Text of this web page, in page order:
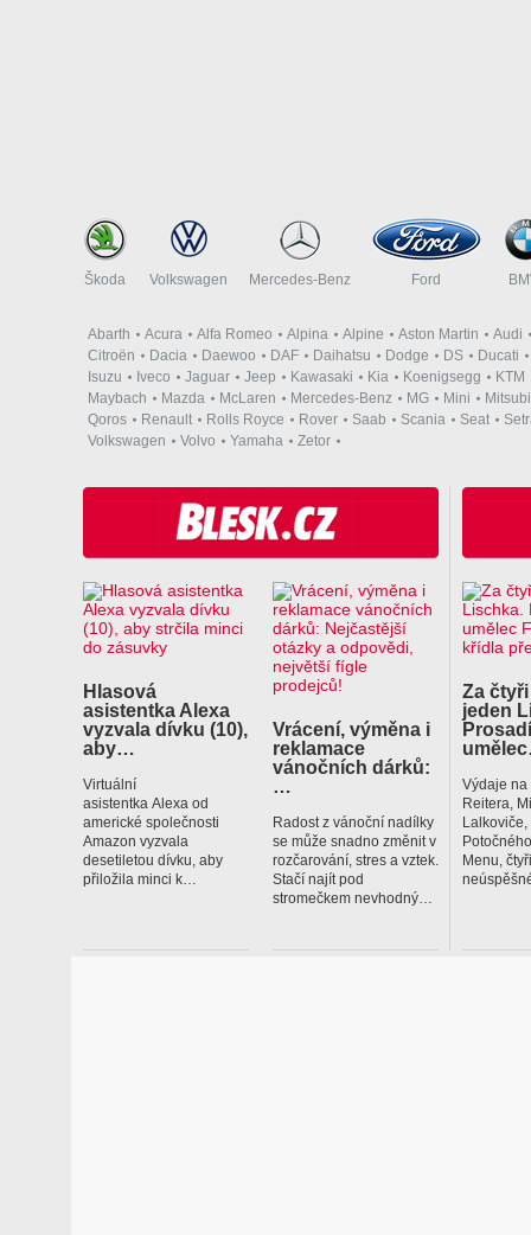
Škoda Volkswagen Mercedes-Benz Ford
Abarth Acura Alfa Romeo Alpina Alpine Aston Martin
Audi
Citroën
Dacia Daewoo DAF Daihatsu Dodge DS
Ducati
Isuzu
Iveco Jaguar Jeep Kawasaki Kia Koenigsegg
KTM
Maybach
Mazda McLaren Mercedes-Benz MG Mini
Qoros
Renault Rolls Royce Rover Saab Scania Seat
Volkswagen
Volvo Yamaha Zetor
Hlasová
asistentka Alexa
vyzvala dívku (10),
aby…
Virtuální
asistentka Alexa od
americké společnosti
Amazon vyzvala
desetiletou dívku, aby
přiložila minci k…
Vrácení, výměna i
reklamace
vánočních dárků:
…
Radost z vánoční nadílky
se může snadno změnit v
rozčarování, stres a vztek.
Stačí najít pod
stromečkem nevhodný…
Za
jeden
Výdaje na
Reitera,
Menu,